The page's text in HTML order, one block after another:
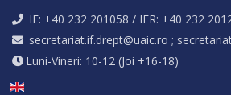
IF: +40 232 201058 / IFR: +40 232
secretariat.if.drept@uaic.ro ;
Luni-Vineri: 10-12 (Joi +16-18)